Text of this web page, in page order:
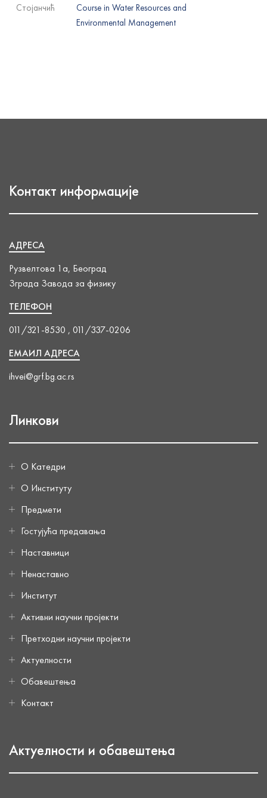
Стојанчић
Course in Water Resources and
Environmental Management
Контакт информације
АДРЕСА
Рузвелтова 1а, Београд
Зграда Завода за физику
ТЕЛЕФОН
011/321-8530 , 011/337-0206
ЕМАИЛ АДРЕСА
ihvei@grf.bg.ac.rs
Линкови
О Катедри
О Институту
Предмети
Гостујућа предавања
Наставници
Ненаставно
Институт
Активни научни пројекти
Претходни научни пројекти
Актуелности
Обавештења
Контакт
Актуелности и обавештења